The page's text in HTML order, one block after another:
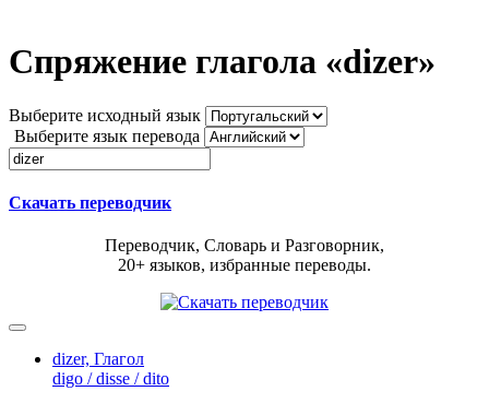
Спряжение глагола «dizer»
Выберите исходный язык
Выберите язык перевода
Скачать переводчик
Переводчик, Словарь и Разговорник,
20+ языков, избранные переводы.
dizer, Глагол
digo / disse / dito